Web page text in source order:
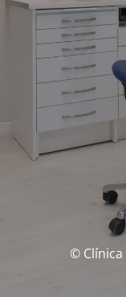
© Clínica